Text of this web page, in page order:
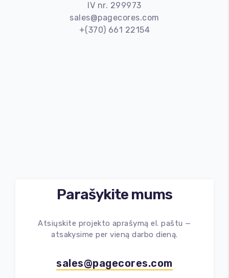
WEB administravimas
Virtualaus asistento paslauga
Produktų fotosesija
Tekstų rašymas
Tekstų vertimai
IV nr. 299973
sales@pagecores.com
+(370) 661 22154
Parašykite mums
Atsiųskite projekto aprašymą el. paštu —
atsakysime per vieną darbo dieną.
sales@pagecores.com